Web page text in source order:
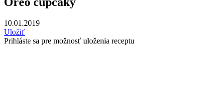
10.01.2019
Uložiť
Prihláste sa pre možnosť uloženia receptu